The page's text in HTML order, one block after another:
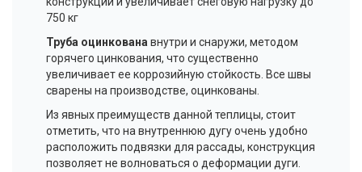
750 кг
Труба оцинкована внутри и снаружи, методом
горячего цинкования, что существенно
увеличивает ее коррозийную стойкость. Все швы
сварены на производстве, оцинкованы.
Из явных преимуществ данной теплицы, стоит
отметить, что на внутреннюю дугу очень удобно
расположить подвязки для рассады, конструкция
позволяет не волноваться о деформации дуги.